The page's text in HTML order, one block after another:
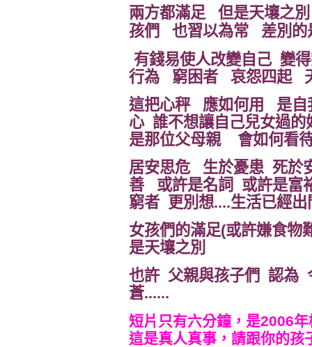
兩方都滿足 但是天壤之
孩們 也習以為常 差別
有錢易使人改變自己 變
行為 窮困者 哀怨四起
這把心秤 應如何用 是自
心 誰不想讓自己兒女過
是那位父母親 會如何看
居安思危 生於憂患 死於
善 或許是名詞 或許是富
窮者 更別想....生活已經
女孩們的滿足(或許嫌食
是天壤之別
也許 父親與孩子們 認為
蒼......
短片只有六分鐘，是2006
這是真人真事，請跟你的孩